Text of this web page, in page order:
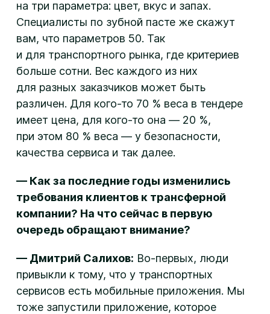
на три параметра: цвет, вкус и запах.
Специалисты по зубной пасте же скажут
вам, что параметров 50. Так
и для транспортного рынка, где критериев
больше сотни. Вес каждого из них
для разных заказчиков может быть
различен. Для кого-то 70 % веса в тендере
имеет цена, для кого-то она — 20 %,
при этом 80 % веса — у безопасности,
качества сервиса и так далее.
— Как за последние годы изменились
требования клиентов к трансферной
компании? На что сейчас в первую
очередь обращают внимание?
— Дмитрий Салихов: Во-первых, люди
привыкли к тому, что у транспортных
сервисов есть мобильные приложения. Мы
тоже запустили приложение, которое